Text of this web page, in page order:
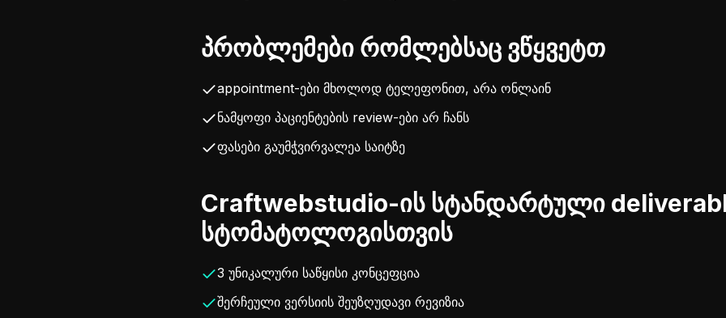
პრობლემები რომლებსაც ვწყვეტთ
appointment-ები მხოლოდ ტელეფონით, არა ონლაინ
ნამყოფი პაციენტების review-ები არ ჩანს
ფასები გაუმჭვირვალეა საიტზე
Craftwebstudio-ის სტანდარტული
სტომატოლოგისთვის
3 უნიკალური საწყისი კონცეფცია
შერჩეული ვერსიის შეუზღუდავი რევიზია